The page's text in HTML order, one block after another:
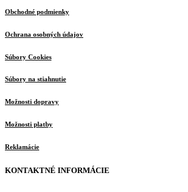
Obchodné podmienky
Ochrana osobných údajov
Súbory Cookies
Súbory na stiahnutie
Možnosti dopravy
Možnosti platby
Reklamácie
KONTAKTNÉ INFORMÁCIE